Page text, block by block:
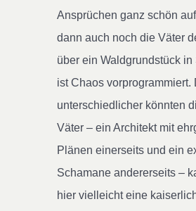
Ansprüchen ganz schön
dann auch noch die Väter
über ein Waldgrundstück in
ist Chaos vorprogrammiert.
unterschiedlicher könnten
Väter – ein Architekt mit
Plänen einerseits und ein
Schamane andererseits –
hier vielleicht eine